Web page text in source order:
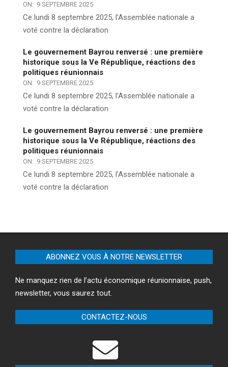
ON: 9 SEPTEMBRE 2025
Ce lundi 8 septembre 2025, l’Assemblée nationale a
voté contre la déclaration
Le gouvernement Bayrou renversé : une première
historique sous la Ve République, réactions des
politiques réunionnais
ON: 9 SEPTEMBRE 2025
Ce lundi 8 septembre 2025, l’Assemblée nationale a
voté contre la déclaration
Le gouvernement Bayrou renversé : une première
historique sous la Ve République, réactions des
politiques réunionnais
ON: 9 SEPTEMBRE 2025
Ce lundi 8 septembre 2025, l’Assemblée nationale a
voté contre la déclaration
ABONNEZ VOUS À NOTRE NEWSLETTER
Ne manquez rien de l’actu économique réunionnaise, push,
newsletter, vous saurez tout.
CONTACTEZ-NOUS